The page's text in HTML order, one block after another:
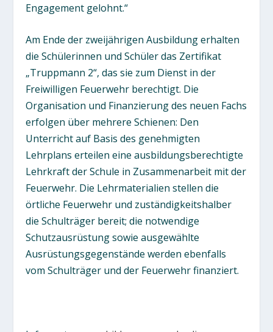
Engagement gelohnt.“
Am Ende der zweijährigen Ausbildung erhalten
die Schülerinnen und Schüler das Zertifikat
„Truppmann 2“, das sie zum Dienst in der
Freiwilligen Feuerwehr berechtigt. Die
Organisation und Finanzierung des neuen Fachs
erfolgen über mehrere Schienen: Den
Unterricht auf Basis des genehmigten
Lehrplans erteilen eine ausbildungsberechtigte
Lehrkraft der Schule in Zusammenarbeit mit der
Feuerwehr. Die Lehrmaterialien stellen die
örtliche Feuerwehr und zuständigkeitshalber
die Schulträger bereit; die notwendige
Schutzausrüstung sowie ausgewählte
Ausrüstungsgegenstände werden ebenfalls
vom Schulträger und der Feuerwehr finanziert.